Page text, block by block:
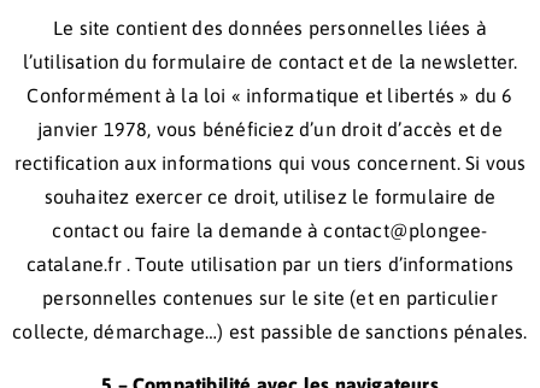
Le site contient des données personnelles liées à
l’utilisation du formulaire de contact et de la newsletter.
Conformément à la loi « informatique et libertés » du 6
janvier 1978, vous bénéficiez d’un droit d’accès et de
rectification aux informations qui vous concernent. Si vous
souhaitez exercer ce droit, utilisez le formulaire de
contact ou faire la demande à contact@plongee-
catalane.fr . Toute utilisation par un tiers d’informations
personnelles contenues sur le site (et en particulier
collecte, démarchage…) est passible de sanctions pénales.